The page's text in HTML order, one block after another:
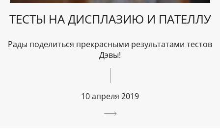
ТЕСТЫ НА ДИСПЛАЗИЮ И ПАТЕЛЛУ
Рады поделиться прекрасными результатами тестов
Дэвы!
10 апреля 2019